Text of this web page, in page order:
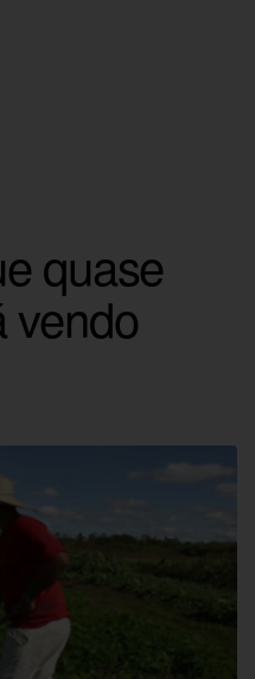
quase
vendo